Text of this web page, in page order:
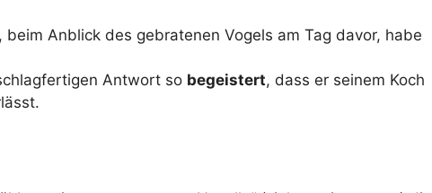
, beim Anblick des gebratenen Vogels am Tag davor, habe
Antwort so begeistert, dass er seinem Koch